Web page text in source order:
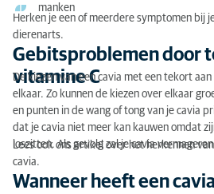
manken
Herken je een of meerdere symptomen bij
dierenarts.
Gebitsproblemen door
vitamine C
De kiezen van een cavia met een tekort
elkaar. Zo kunnen de kiezen over elkaar
en punten in de wang of tong van je cavia
dat je cavia niet meer kan kauwen omdat
loszitten. Als gevolg zal je cavia
Lees ook ons artikel over het herkennen
cavia.
Wanneer heeft een